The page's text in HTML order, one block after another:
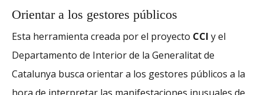
Orientar a los gestores públicos
Esta herramienta creada por el proyecto CCI y el
Departamento de Interior de la Generalitat de
Catalunya busca orientar a los gestores públicos a la